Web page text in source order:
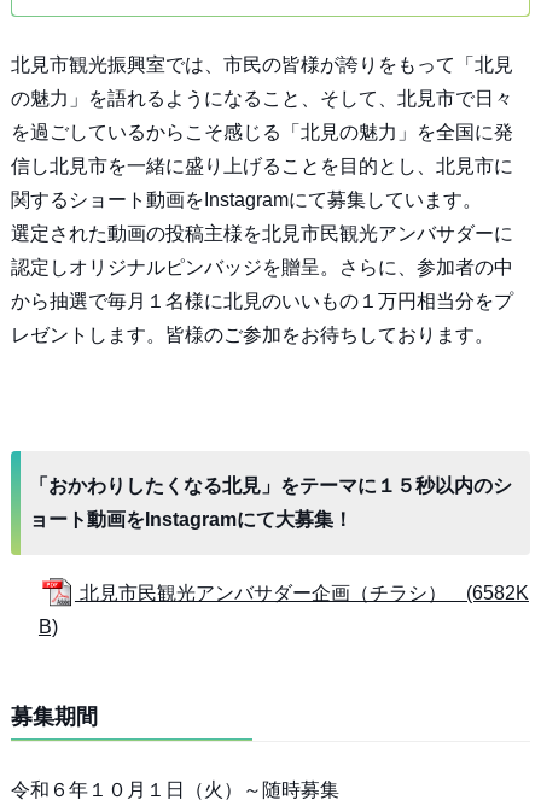
北見市観光振興室では、市民の皆様が誇りをもって「北見
の魅力」を語れるようになること、そして、北見市で日々
を過ごしているからこそ感じる「北見の魅力」を全国に発
信し北見市を一緒に盛り上げることを目的とし、北見市に
関するショート動画をInstagramにて募集しています。
選定された動画の投稿主様を北見市民観光アンバサダーに
認定しオリジナルピンバッジを贈呈。さらに、参加者の中
から抽選で毎月１名様に北見のいいもの１万円相当分をプ
レゼントします。皆様のご参加をお待ちしております。
「おかわりしたくなる北見」をテーマに１５秒以内のシ
ョート動画をInstagramにて大募集！
北見市民観光アンバサダー企画（チラシ） (6582K
B)
募集期間
令和６年１０月１日（火）～随時募集